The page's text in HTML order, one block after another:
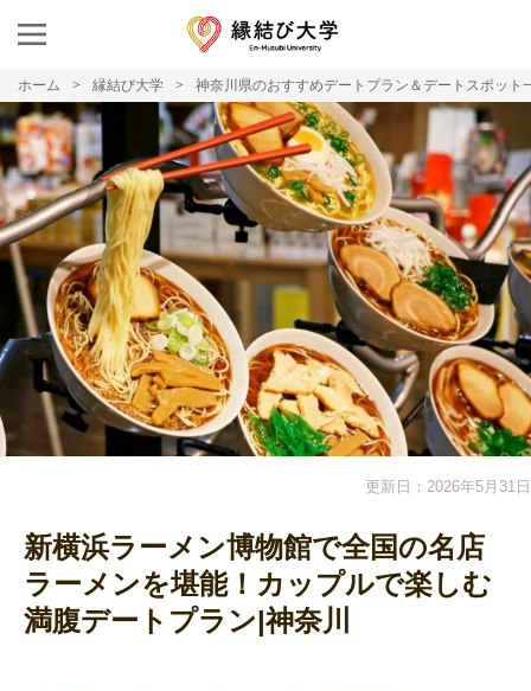
ホーム 縁結び大学 神奈川県のおすすめデートプラン＆デートスポット
更新日：2026年5月31日
新横浜ラーメン博物館で全国の名店
ラーメンを堪能！カップルで楽しむ
満腹デートプラン|神奈川